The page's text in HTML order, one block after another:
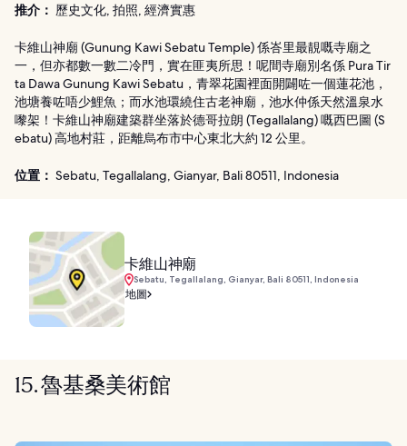
推介： 歷史文化, 拍照, 經濟實惠
卡維山神廟 (Gunung Kawi Sebatu Temple) 係峇里最靚嘅寺廟之
一，但亦都數一數二冷門，實在匪夷所思！呢間寺廟別名係 Pura Tir
ta Dawa Gunung Kawi Sebatu，青翠花園裡面開闢咗一個蓮花池，
池塘養咗唔少鯉魚；而水池環繞住古老神廟，池水仲係天然溫泉水
嚟架！卡維山神廟建築群坐落於德哥拉朗 (Tegallalang) 嘅西巴圖 (S
ebatu) 高地村莊，距離烏布市中心東北大約 12 公里。
位置： Sebatu, Tegallalang, Gianyar, Bali 80511, Indonesia
卡維山神廟
Sebatu, Tegallalang, Gianyar, Bali 80511, Indonesia
地圖
15. 魯基桑美術館